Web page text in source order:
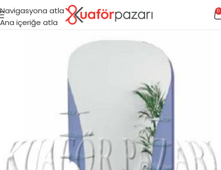
Navigasyona atla
Ana içeriğe atla
0